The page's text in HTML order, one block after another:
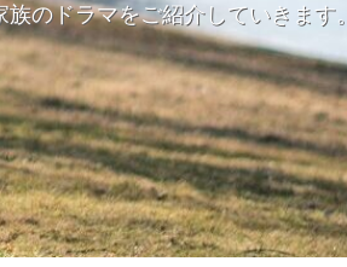
のドラマをご紹介していきます。